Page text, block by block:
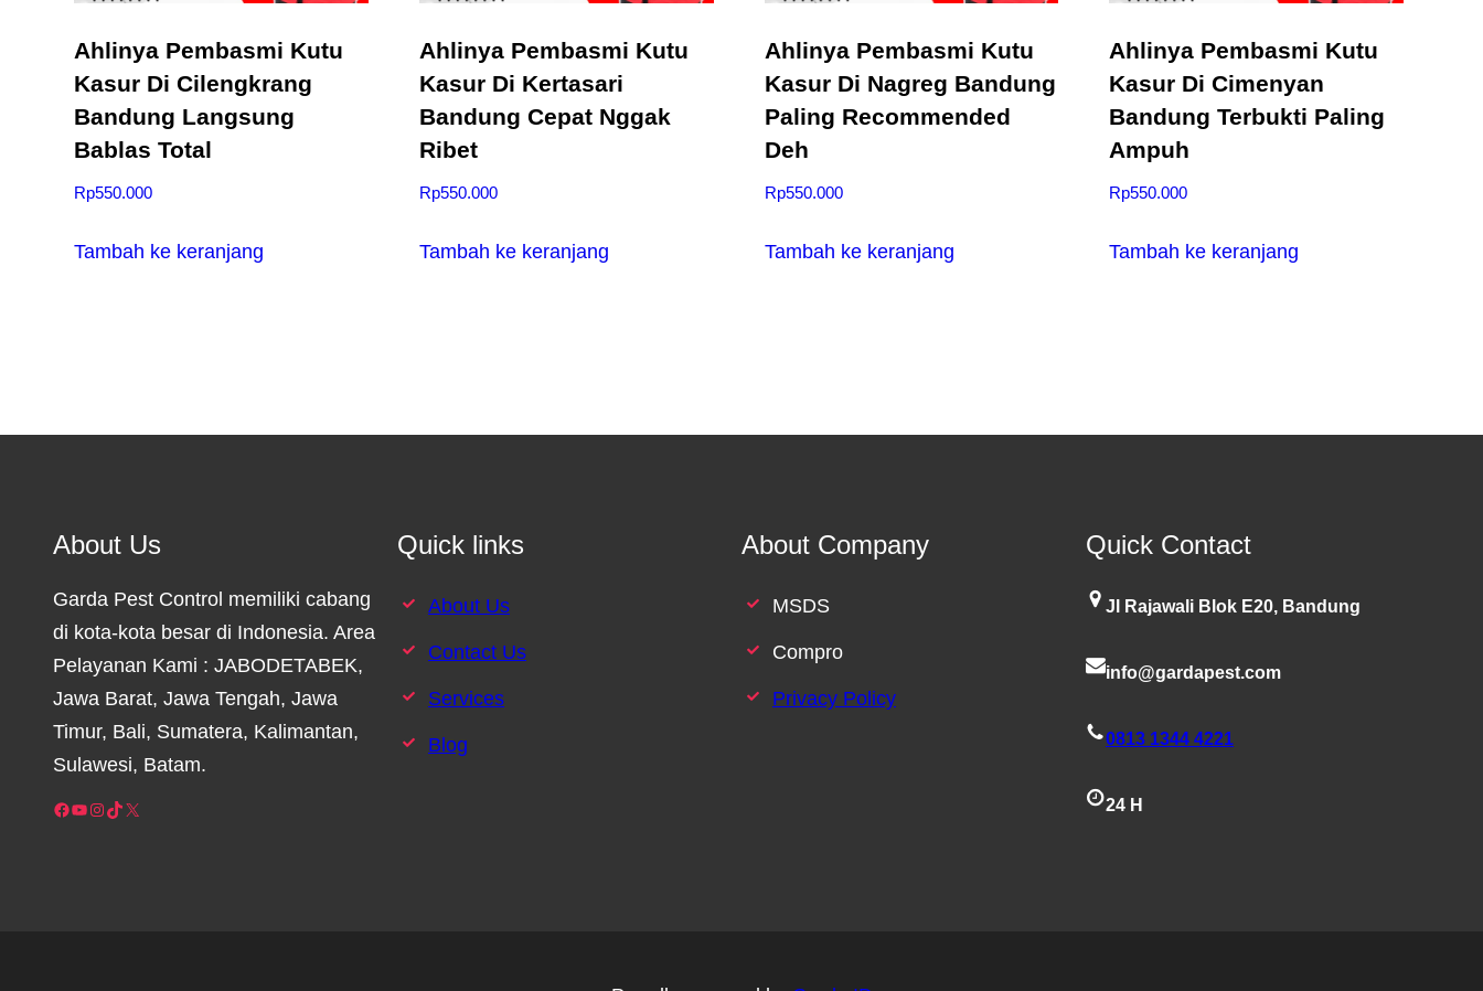
Ahlinya Pembasmi Kutu
Kasur Di Cilengkrang
Bandung Langsung
Bablas Total
Rp550.000
Tambah ke keranjang
Ahlinya Pembasmi Kutu
Kasur Di Kertasari
Bandung Cepat Nggak
Ribet
Rp550.000
Tambah ke keranjang
Ahlinya Pembasmi Kutu
Kasur Di Nagreg Bandung
Paling Recommended
Deh
Rp550.000
Tambah ke keranjang
Ahlinya Pembasmi Kutu
Kasur Di Cimenyan
Bandung Terbukti Paling
Ampuh
Rp550.000
Tambah ke keranjang
About Us
Garda Pest Control memiliki cabang
di kota-kota besar di Indonesia. Area
Pelayanan Kami : JABODETABEK,
Jawa Barat, Jawa Tengah, Jawa
Timur, Bali, Sumatera, Kalimantan,
Sulawesi, Batam.
Facebook YouTube Instagram TikTok X
Quick links
About Us
Contact Us
Services
Blog
About Company
MSDS
Compro
Privacy Policy
Quick Contact
Jl Rajawali Blok E20, Bandung
info@gardapest.com
0813 1344 4221
24 H